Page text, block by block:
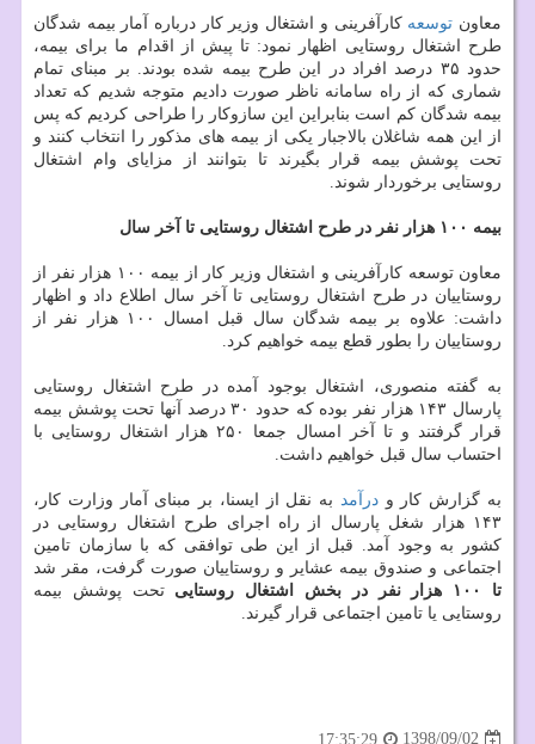
معاون توسعه كارآفرینی و اشتغال وزیر كار درباره آمار بیمه شدگان
طرح اشتغال روستایی اظهار نمود: تا پیش از اقدام ما برای بیمه،
حدود ۳۵ درصد افراد در این طرح بیمه شده بودند. بر مبنای تمام
شماری كه از راه سامانه ناظر صورت دادیم متوجه شدیم كه تعداد
بیمه شدگان كم است بنابراین این سازوكار را طراحی كردیم كه پس
از این همه شاغلان بالاجبار یكی از بیمه های مذكور را انتخاب كنند و
تحت پوشش بیمه قرار بگیرند تا بتوانند از مزایای وام اشتغال
روستایی برخوردار شوند.
بیمه ۱۰۰ هزار نفر در طرح اشتغال روستایی تا آخر سال
معاون توسعه كارآفرینی و اشتغال وزیر كار از بیمه ۱۰۰ هزار نفر از
روستاییان در طرح اشتغال روستایی تا آخر سال اطلاع داد و اظهار
داشت: علاوه بر بیمه شدگان سال قبل امسال ۱۰۰ هزار نفر از
روستاییان را بطور قطع بیمه خواهیم كرد.
به گفته منصوری، اشتغال بوجود آمده در طرح اشتغال روستایی
پارسال ۱۴۳ هزار نفر بوده كه حدود ۳۰ درصد آنها تحت پوشش بیمه
قرار گرفتند و تا آخر امسال جمعا ۲۵۰ هزار اشتغال روستایی با
احتساب سال قبل خواهیم داشت.
به گزارش كار ودرآمد به نقل از ایسنا، بر مبنای آمار وزارت كار،
۱۴۳ هزار شغل پارسال از راه اجرای طرح اشتغال روستایی در
كشور به وجود آمد. قبل از این طی توافقی كه با سازمان تامین
اجتماعی و صندوق بیمه عشایر و روستاییان صورت گرفت، مقر شد
تا ۱۰۰ هزار نفر در بخش اشتغال روستایی
تحت پوشش بیمه
روستایی یا تامین اجتماعی قرار گیرند.
1398/09/02
17:35:29